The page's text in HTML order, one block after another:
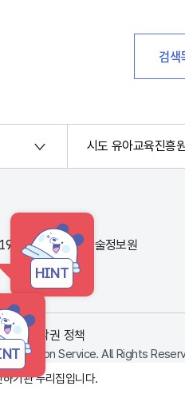
검색
시도 유아교육진흥
번지) 한국교육학술정보원
HINT
로드저작권 정책
Service. All Rights
기관 누리집입니다.